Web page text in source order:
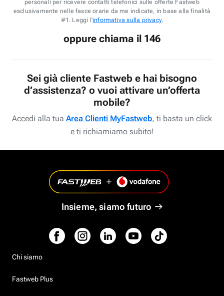
personali per ricevere contatti telefonici sulle offerte Fastweb
esclusivamente nelle fasce orarie da me indicate, in base alla finalità
#1. Leggi l'informativa sulla privacy.
oppure chiama il 146
Sei già cliente Fastweb e hai bisogno
d’assistenza? o vuoi attivare un’offerta
mobile?
Accedi alla tua Area Clienti MyFastweb, ti basta un click
e ti richiamiamo subito!
Insieme, siamo futuro
Chi siamo
Fastweb Plus